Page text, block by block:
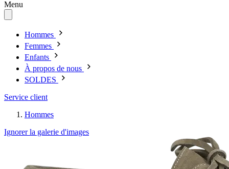
Menu
Hommes
Femmes
Enfants
À propos de nous
SOLDES
Service client
Hommes
Ignorer la galerie d'images